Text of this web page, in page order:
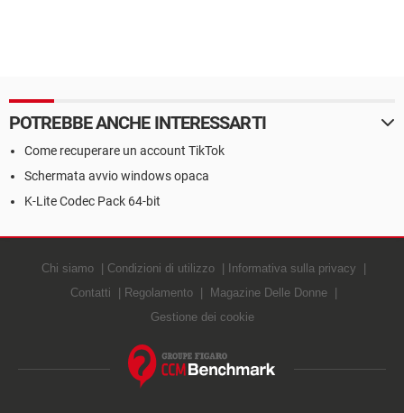
POTREBBE ANCHE INTERESSARTI
Come recuperare un account TikTok
Schermata avvio windows opaca
K-Lite Codec Pack 64-bit
Chi siamo Condizioni di utilizzo
Informativa sulla privacy
Contatti
Regolamento
Magazine Delle Donne
Gestione dei cookie